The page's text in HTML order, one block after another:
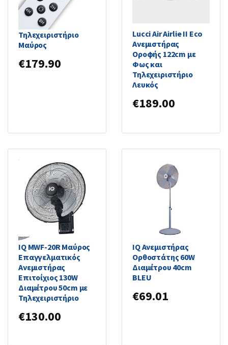
Primo Ανεμιστήρας
Οροφής 132cm με
Φως και
Τηλεχειριστήριο
Μαύρος
€179.90
Lucci Air Airlie II Eco
Ανεμιστήρας
Οροφής 122cm με
Φως και
Τηλεχειριστήριο
Λευκός
€189.00
IQ MWF-20R Μαύρος
Επαγγελματικός
Ανεμιστήρας
Επιτοίχιος 130W
Διαμέτρου 50cm με
Τηλεχειριστήριο
€130.00
IQ Ανεμιστήρας
Ορθοστάτης 60W
Διαμέτρου 40cm
BLEU
€69.01